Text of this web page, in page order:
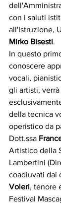
con i saluti
all'Istruzione,
Mirko Bisesti.
In questo
conoscere
vocali,
gli artisti,
della tecnica
operistico da
Dott.ssa
Artistico della
Lambertini
coadiuvati dai
Voleri, tenore
Festival